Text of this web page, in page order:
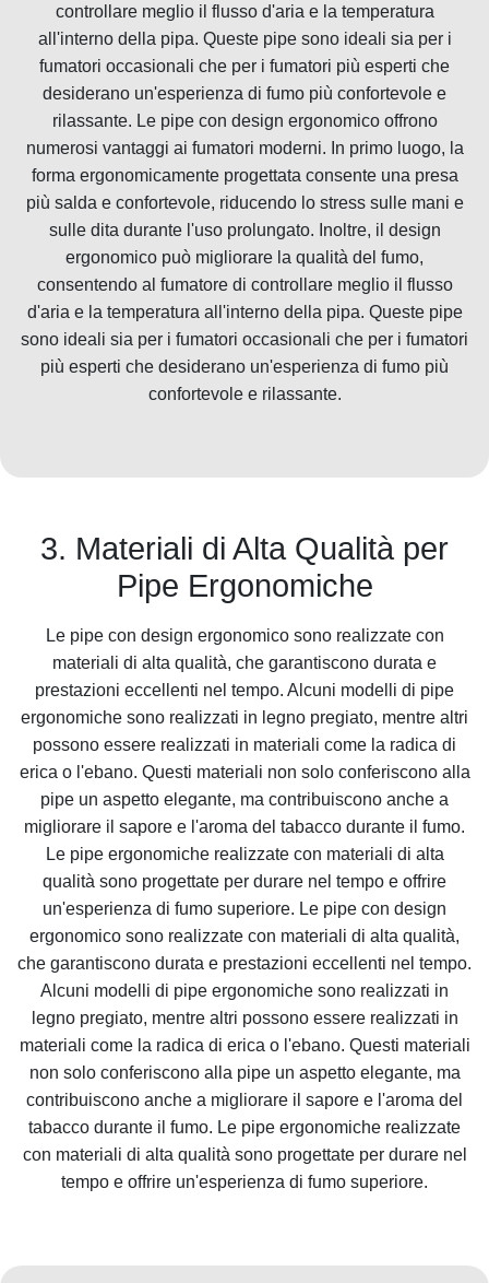
controllare meglio il flusso d'aria e la temperatura
all'interno della pipa. Queste pipe sono ideali sia per i
fumatori occasionali che per i fumatori più esperti che
desiderano un'esperienza di fumo più confortevole e
rilassante. Le pipe con design ergonomico offrono
numerosi vantaggi ai fumatori moderni. In primo luogo, la
forma ergonomicamente progettata consente una presa
più salda e confortevole, riducendo lo stress sulle mani e
sulle dita durante l'uso prolungato. Inoltre, il design
ergonomico può migliorare la qualità del fumo,
consentendo al fumatore di controllare meglio il flusso
d'aria e la temperatura all'interno della pipa. Queste pipe
sono ideali sia per i fumatori occasionali che per i fumatori
più esperti che desiderano un'esperienza di fumo più
confortevole e rilassante.
3. Materiali di Alta Qualità per
Pipe Ergonomiche
Le pipe con design ergonomico sono realizzate con
materiali di alta qualità, che garantiscono durata e
prestazioni eccellenti nel tempo. Alcuni modelli di pipe
ergonomiche sono realizzati in legno pregiato, mentre altri
possono essere realizzati in materiali come la radica di
erica o l'ebano. Questi materiali non solo conferiscono alla
pipe un aspetto elegante, ma contribuiscono anche a
migliorare il sapore e l'aroma del tabacco durante il fumo.
Le pipe ergonomiche realizzate con materiali di alta
qualità sono progettate per durare nel tempo e offrire
un'esperienza di fumo superiore. Le pipe con design
ergonomico sono realizzate con materiali di alta qualità,
che garantiscono durata e prestazioni eccellenti nel tempo.
Alcuni modelli di pipe ergonomiche sono realizzati in
legno pregiato, mentre altri possono essere realizzati in
materiali come la radica di erica o l'ebano. Questi materiali
non solo conferiscono alla pipe un aspetto elegante, ma
contribuiscono anche a migliorare il sapore e l'aroma del
tabacco durante il fumo. Le pipe ergonomiche realizzate
con materiali di alta qualità sono progettate per durare nel
tempo e offrire un'esperienza di fumo superiore.